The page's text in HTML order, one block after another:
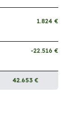
1.824 €
-22.516 €
42.653 €